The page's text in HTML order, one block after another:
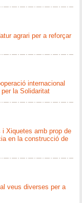
agrari per a reforçar
internacional
la Solidaritat
Xiquetes amb prop de
en la construcció de
veus diverses per a